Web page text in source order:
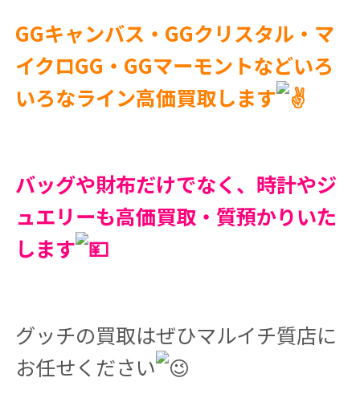
GGキャンバス・GGクリスタル・マ
イクロGG・GGマーモントなどいろ
いろなライン高価買取します
バッグや財布だけでなく、時計やジ
ュエリーも高価買取・質預かりいた
します
グッチの買取はぜひマルイチ質店に
お任せください